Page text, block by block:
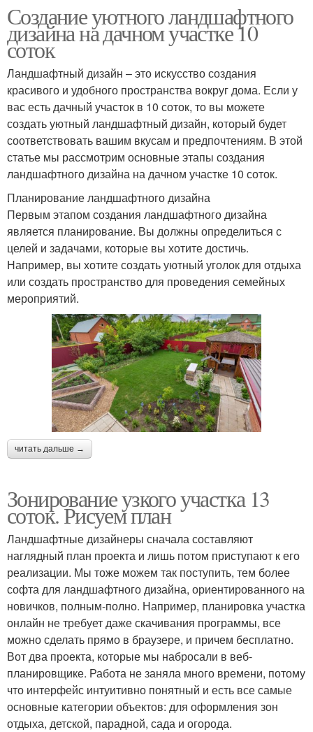
Создание уютного ландшафтного
дизайна на дачном участке 10
соток
Ландшафтный дизайн – это искусство создания
красивого и удобного пространства вокруг дома. Если у
вас есть дачный участок в 10 соток, то вы можете
создать уютный ландшафтный дизайн, который будет
соответствовать вашим вкусам и предпочтениям. В этой
статье мы рассмотрим основные этапы создания
ландшафтного дизайна на дачном участке 10 соток.
Планирование ландшафтного дизайна
Первым этапом создания ландшафтного дизайна
является планирование. Вы должны определиться с
целей и задачами, которые вы хотите достичь.
Например, вы хотите создать уютный уголок для отдыха
или создать пространство для проведения семейных
мероприятий.
читать дальше →
Зонирование узкого участка 13
соток. Рисуем план
Ландшафтные дизайнеры сначала составляют
наглядный план проекта и лишь потом приступают к его
реализации. Мы тоже можем так поступить, тем более
софта для ландшафтного дизайна, ориентированного на
новичков, полным-полно. Например, планировка участка
онлайн не требует даже скачивания программы, все
можно сделать прямо в браузере, и причем бесплатно.
Вот два проекта, которые мы набросали в веб-
планировщике. Работа не заняла много времени, потому
что интерфейс интуитивно понятный и есть все самые
основные категории объектов: для оформления зон
отдыха, детской, парадной, сада и огорода.